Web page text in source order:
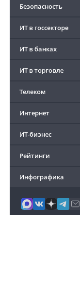
Безопасность
ИТ в госсекторе
ИТ в банках
ИТ в торговле
Телеком
Интернет
ИТ-бизнес
Рейтинги
Инфографика